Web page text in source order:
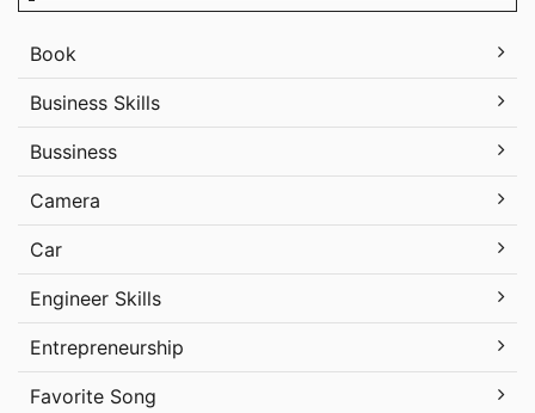
Book
Business Skills
Bussiness
Camera
Car
Engineer Skills
Entrepreneurship
Favorite Song